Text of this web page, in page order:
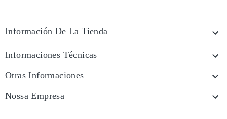
Información De La Tienda 
Informaciones Técnicas 
Otras Informaciones 
Nossa Empresa 